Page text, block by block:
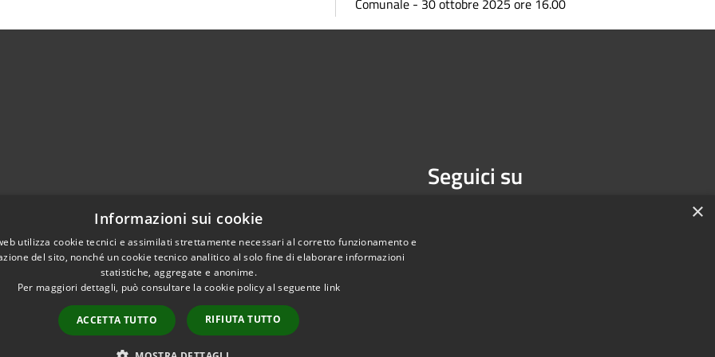
Comunale - 30 ottobre 2025 ore 16.00
Seguici su
Copyright © 2026 • Comune di Isernia • Powered by
×
Informazioni sui cookie
utilizza cookie tecnici e assimilati strettamente necessari al corretto funzionamento e
del sito, nonché un cookie tecnico analitico al solo fine di elaborare informazioni
statistiche, aggregate e anonime.
Per maggiori dettagli, può consultare la cookie policy al seguente link
ACCETTA TUTTO RIFIUTA TUTTO